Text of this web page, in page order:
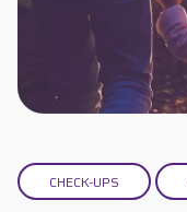
CHECK-UPS